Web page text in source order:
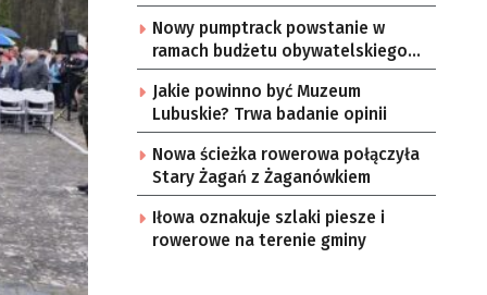
naukowiec, były pracownik CERN w
Genewie, przedsiębiorca i
nauczyciel akademicki, doktor
habilitowany nauk fizycznych,
koordynator Rady Sektorowej ds.
Kompetencji Przemysłu Lotniczo-
Kosmicznego oraz członek
Komitetu Badań Kosmicznych i
Satelitarnych PAN.
Nowy pumptrack powstanie w
ramach budżetu obywatelskiego
Żar
Jakie powinno być Muzeum
Lubuskie? Trwa badanie opinii
Nowa ścieżka rowerowa połączyła
Stary Żagań z Żaganówkiem
Iłowa oznakuje szlaki piesze i
rowerowe na terenie gminy